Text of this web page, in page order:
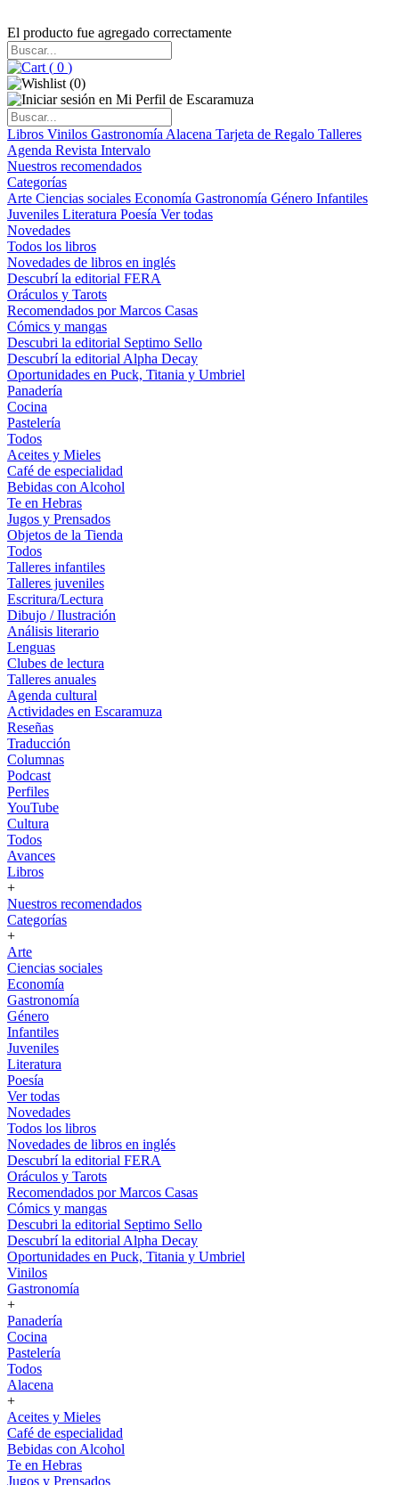
El producto fue agregado correctamente
( 0 )
(0)
Libros Vinilos Gastronomía Alacena Tarjeta de Regalo Talleres
Agenda Revista Intervalo
Nuestros recomendados
Categorías
Arte Ciencias sociales Economía Gastronomía Género Infantiles
Juveniles Literatura Poesía Ver todas
Novedades
Todos los libros
Novedades de libros en inglés
Descubrí la editorial FERA
Oráculos y Tarots
Recomendados por Marcos Casas
Cómics y mangas
Descubri la editorial Septimo Sello
Descubrí la editorial Alpha Decay
Oportunidades en Puck, Titania y Umbriel
Panadería
Cocina
Pastelería
Todos
Aceites y Mieles
Café de especialidad
Bebidas con Alcohol
Te en Hebras
Jugos y Prensados
Objetos de la Tienda
Todos
Talleres infantiles
Talleres juveniles
Escritura/Lectura
Dibujo / Ilustración
Análisis literario
Lenguas
Clubes de lectura
Talleres anuales
Agenda cultural
Actividades en Escaramuza
Reseñas
Traducción
Columnas
Podcast
Perfiles
YouTube
Cultura
Todos
Avances
Libros
+
Nuestros recomendados
Categorías
+
Arte
Ciencias sociales
Economía
Gastronomía
Género
Infantiles
Juveniles
Literatura
Poesía
Ver todas
Novedades
Todos los libros
Novedades de libros en inglés
Descubrí la editorial FERA
Oráculos y Tarots
Recomendados por Marcos Casas
Cómics y mangas
Descubri la editorial Septimo Sello
Descubrí la editorial Alpha Decay
Oportunidades en Puck, Titania y Umbriel
Vinilos
Gastronomía
+
Panadería
Cocina
Pastelería
Todos
Alacena
+
Aceites y Mieles
Café de especialidad
Bebidas con Alcohol
Te en Hebras
Jugos y Prensados